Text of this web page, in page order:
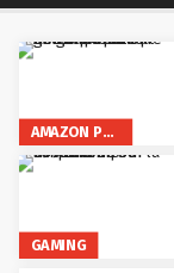
AMAZON PRIME VIDEO
GAMING